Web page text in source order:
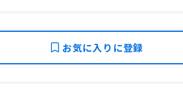
お気に入りに登録